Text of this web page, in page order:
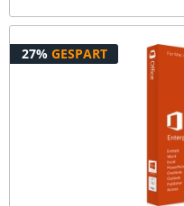
27% GESPART